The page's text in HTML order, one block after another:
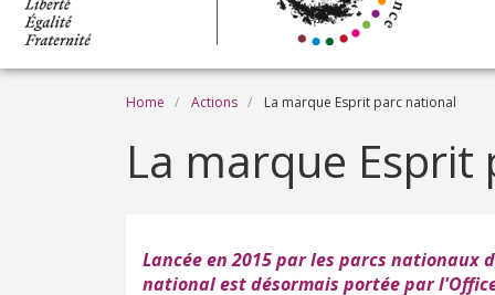
Breadcrumb
Home Actions La marque Esprit parc national
La marque
Lancée en 2015 par les parcs nationaux
national est désormais portée par